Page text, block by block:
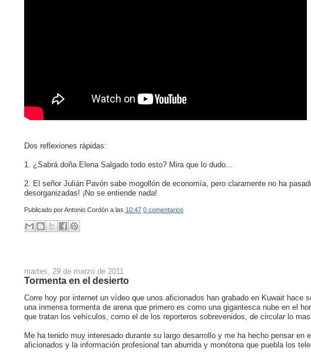
Dos reflexiones rápidas:
1. ¿Sabrá doña Elena Salgado todo esto? Mira que lo dudo...
2. El señor Julián Pavón sabe mogollón de economía, pero claramente no ha
desorganizadas! ¡No se entiende nada!
Publicado porAntonio Cordón a las 10:47 0 comentarios
martes, 29 de marzo de 2011
Tormenta en el desierto
Corre hoy por internet un vídeo que unos aficionados han grabado en Kuwait hace
una inmensa tormenta de arena que primero es como una gigantesca nube en el
que tratan los vehículos, como el de los reporteros sobrevenidos, de circular lo mas
Me ha tenido muy interesado durante su largo desarrollo y me ha hecho pensar en
aficionados y la información profesional tan aburrida y monótona que puebla los